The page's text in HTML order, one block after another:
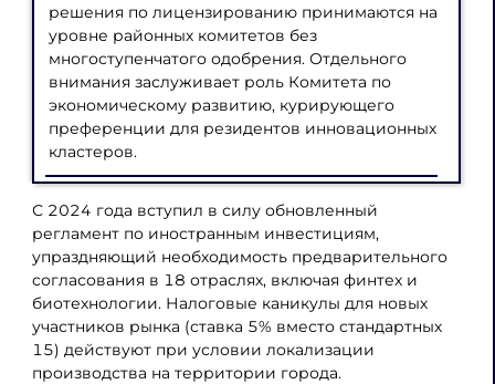
решения по лицензированию принимаются на
уровне районных комитетов без
многоступенчатого одобрения. Отдельного
внимания заслуживает роль Комитета по
экономическому развитию, курирующего
преференции для резидентов инновационных
кластеров.
С 2024 года вступил в силу обновленный
регламент по иностранным инвестициям,
упраздняющий необходимость предварительного
согласования в 18 отраслях, включая финтех и
биотехнологии. Налоговые каникулы для новых
участников рынка (ставка 5% вместо стандартных
15) действуют при условии локализации
производства на территории города.